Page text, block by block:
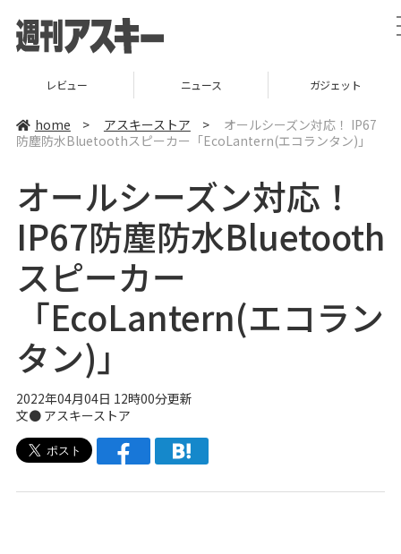
レビュー ニュース ガジェット
home > アスキーストア >
オールシーズン対応！ IP67
防塵防水Bluetoothスピーカー「EcoLantern(エコランタン)」
オールシーズン対応！
IP67防塵防水Bluetooth
スピーカー
「EcoLantern(エコラン
タン)」
2022年04月04日 12時00分更新
文● アスキーストア